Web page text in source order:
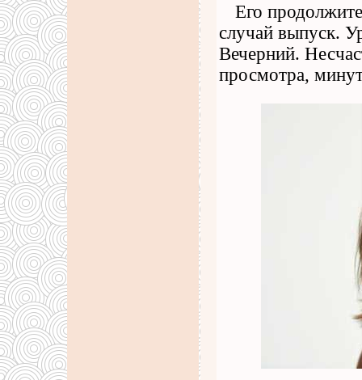
Его
случай выпуск.
Вечерний.
просмотра,